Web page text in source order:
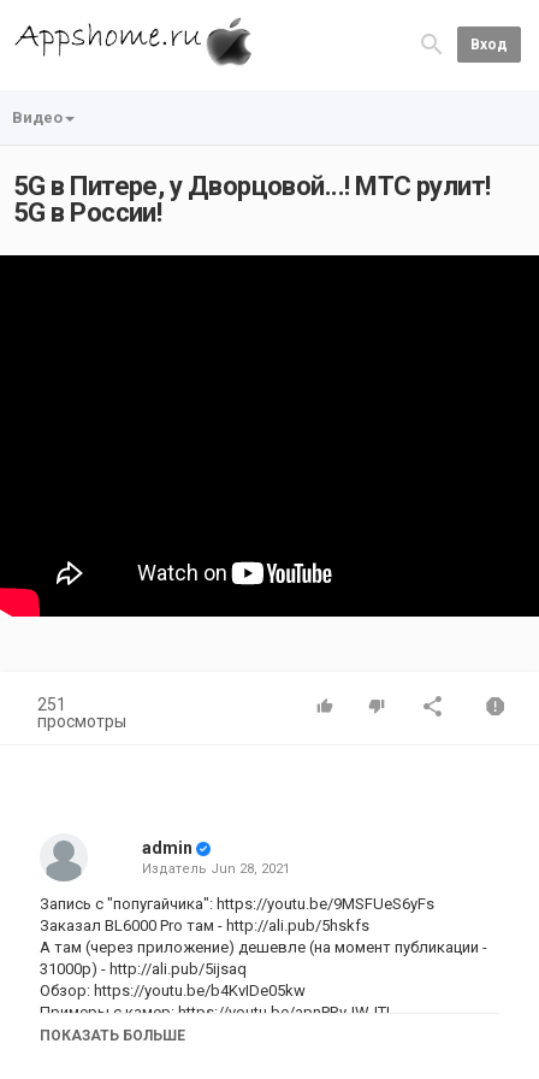
Вход
Видео
5G в Питере, у Дворцовой...! МТС рулит!
5G в России!
251
просмотры
admin
Издатель Jun 28, 2021
Запись с "попугайчика": https://youtu.be/9MSFUeS6yFs
Заказал BL6000 Pro там - http://ali.pub/5hskfs
А там (через приложение) дешевле (на момент публикации -
31000р) - http://ali.pub/5ijsaq
Обзор: https://youtu.be/b4KvIDe05kw
Примеры с камер: https://youtu.be/apnPRyJWJTI
Распаковка:https://youtu.be/8faUMnOPNYA
ПОКАЗАТЬ БОЛЬШЕ